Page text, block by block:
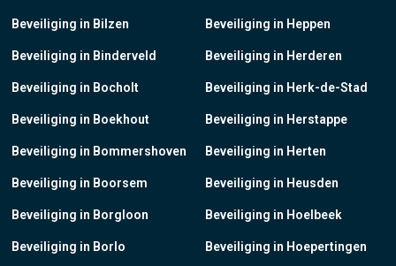
Beveiliging in Bilzen
Beveiliging in Binderveld
Beveiliging in Bocholt
Beveiliging in Boekhout
Beveiliging in Bommershoven
Beveiliging in Boorsem
Beveiliging in Borgloon
Beveiliging in Borlo
Beveiliging in Heppen
Beveiliging in Herderen
Beveiliging in Herk-de-Stad
Beveiliging in Herstappe
Beveiliging in Herten
Beveiliging in Heusden
Beveiliging in Hoelbeek
Beveiliging in Hoepertingen